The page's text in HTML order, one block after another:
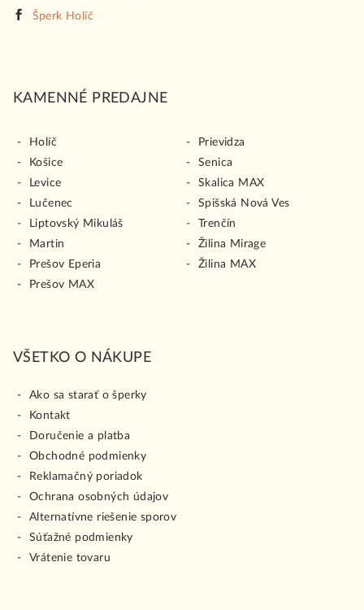
Šperk Holíč
KAMENNÉ PREDAJNE
Holíč
Košice
Levice
Lučenec
Liptovský Mikuláš
Martin
Prešov Eperia
Prešov MAX
Prievidza
Senica
Skalica MAX
Spišská Nová Ves
Trenčín
Žilina Mirage
Žilina MAX
VŠETKO O NÁKUPE
Ako sa starať o šperky
Kontakt
Doručenie a platba
Obchodné podmienky
Reklamačný poriadok
Ochrana osobných údajov
Alternatívne riešenie sporov
Súťažné podmienky
Vrátenie tovaru